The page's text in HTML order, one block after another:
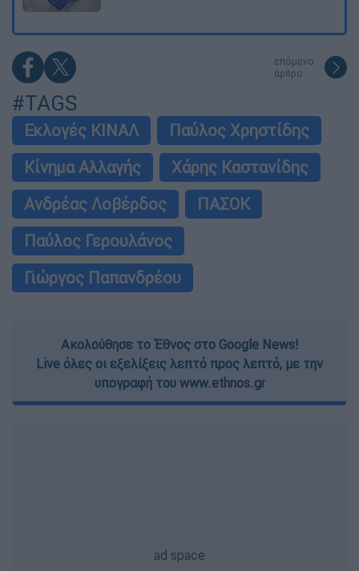
επόμενο
άρθρο
#TAGS
Εκλογές ΚΙΝΑΛ
Παύλος Χρηστίδης
Κίνημα Αλλαγής
Χάρης Καστανίδης
Ανδρέας Λοβέρδος
ΠΑΣΟΚ
Παύλος Γερουλάνος
Γιώργος Παπανδρέου
Ακολούθησε το Έθνος στο Google News!
Live όλες οι εξελίξεις λεπτό προς λεπτό, με την
υπογραφή του www.ethnos.gr